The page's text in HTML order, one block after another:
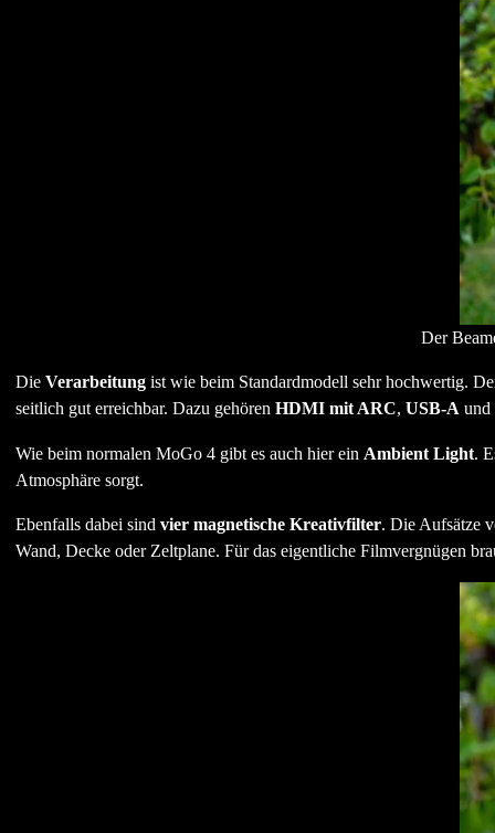
Der
Die Verarbeitungist wie beim Standardmodell sehr hochwertig.
seitlich gut erreichbar. Dazu gehören HDMI mit ARC, USB-A und
Wie beim normalen MoGo 4 gibt es auch hier ein Ambient Light.
Atmosphäre sorgt.
Ebenfalls dabei sind vier magnetische Kreativfilter. Die Aufsätze
Wand, Decke oder Zeltplane. Für das eigentliche Filmvergnügen